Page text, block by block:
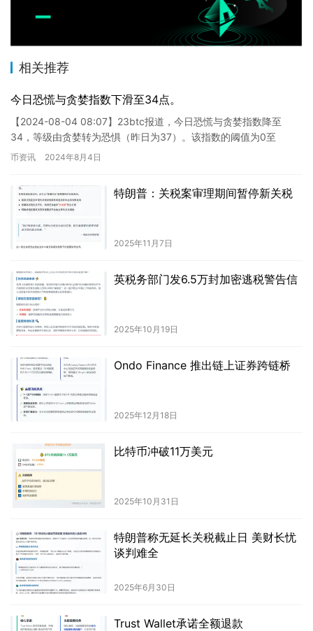
相关推荐
今日恐慌与贪婪指数下滑至34点。
【2024-08-04 08:07】23btc报道，今日恐慌与贪婪指数降至
34，等级由贪婪转为恐惧（昨日为37）。该指数的阈值为0至
100，涵盖了波动性（占25%）、市场交易量（占…
币资讯 2024年8月4日
特朗普：关税案审理期间暂停新关税
2025年11月7日
英税务部门发6.5万封加密逃税警告信
2025年10月19日
Ondo Finance 推出链上证券跨链桥
2025年12月18日
比特币冲破11万美元
2025年10月31日
特朗普称无延长关税截止日 美财长忧
谈判难全
2025年6月30日
Trust Wallet承诺全额退款